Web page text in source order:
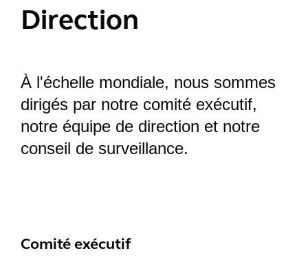
Direction
À l'échelle mondiale, nous sommes
dirigés par notre comité exécutif,
notre équipe de direction et notre
conseil de surveillance.
Comité exécutif